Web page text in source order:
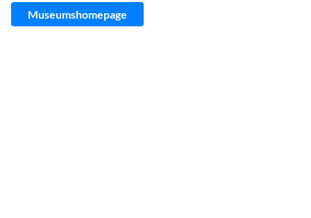
Museumshomepage